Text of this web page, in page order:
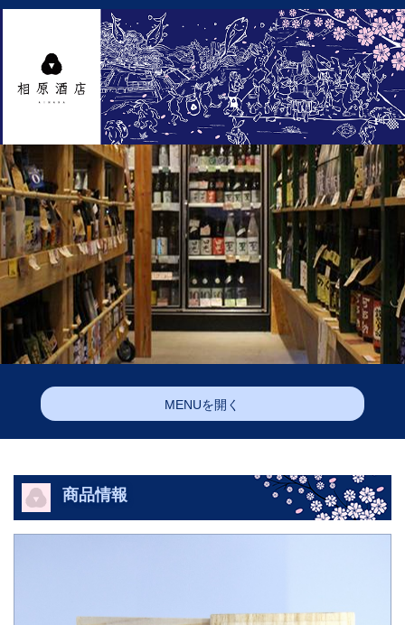
MENUを開く
商品情報